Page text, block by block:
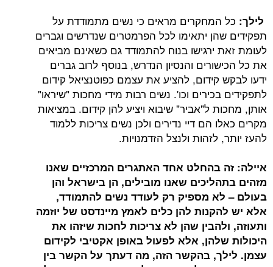
לילך: כל המחקרים מראים כי נשים מתמודדת על
תפקידים שהן יתאימו לכל הפרמטרים שנדרשים וגברים
לעומת זאת ירגישו בנוח להתמודד גם כשאינם מביאים
את כל הכישורים והנסיון הנדרש, בנוסף לרוב גברים
ידעו לבקש קידום, להציע את עצמם כפוטנציאל קידום
לתפקידים בכירים וכו'. נשים רבות מידי מחכות "שיראו"
אותן, מחכות ל"אביר" שיבוא ויציע להן קידום. במציאות
מקרים כאלו הם דיי נדירים ולכן נשים צריכות ללמוד
להעז יותר, לזהות ולנצל הזדמנויות.
איילה: זה בהחלט אחד האתגרים המרכזיים שאנו
מזהים בתהליכים שאנו מובילים, הן בישראל והן
בעולם – לא מספיק רק לעודד נשים להתמודד,
אלא יש להקנות להן כלים לאמץ מיינדסט של יוזמה
ותעוזה, ולהבין שהן לא צריכות לחכות שיזהו את
היכולות שלהן, אלא לפעול באופן אקטיבי לקידום
עצמן. לילך, בהקשר הזה, מה דעתך על הקשר בין